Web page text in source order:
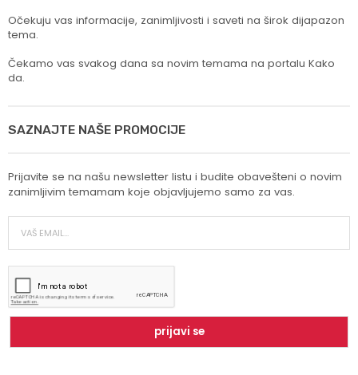
Očekuju vas informacije, zanimljivosti i saveti na širok dijapazon
tema.
Čekamo vas svakog dana sa novim temama na portalu Kako
da.
SAZNAJTE NAŠE PROMOCIJE
Prijavite se na našu newsletter listu i budite obavešteni o novim
zanimljivim temamam koje objavljujemo samo za vas.